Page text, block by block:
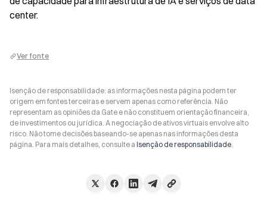
center.
Ver fonte
Isenção de responsabilidade: as informações nesta página podem ter
origem em fontes terceiras e servem apenas como referência. Não
representam as opiniões da Gate e não constituem orientação financeira,
de investimentos ou jurídica. A negociação de ativos virtuais envolve alto
risco. Não tome decisões baseando-se apenas nas informações desta
página. Para mais detalhes, consulte a Isenção de responsabilidade.